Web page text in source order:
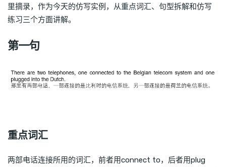
里摘录，作为今天的仿写实例，从重点词汇、句型拆解和仿写
练习三个方面讲解。
第一句
重点词汇
两部电话连接所用的词汇，前者用connect to，后者用plug